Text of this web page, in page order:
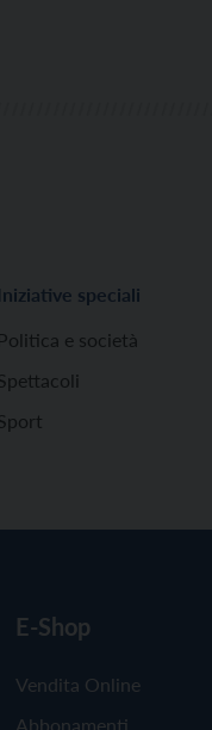
Iniziative speciali
Politica e società
E-Shop
Vendita Online
Abbonamenti